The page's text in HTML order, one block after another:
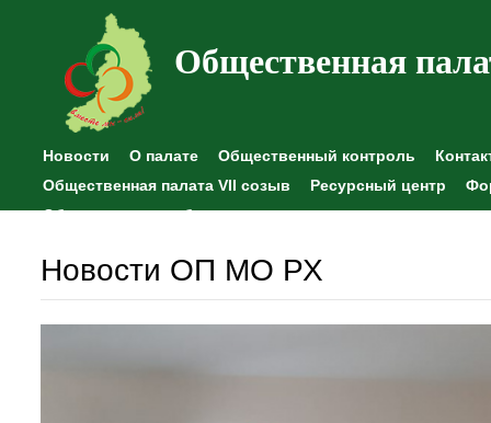
Общественная
Новости О палате Общественный контроль
Общественная палата VII созыв
Ресурсный центр
Общественные наблюдения
Новости ОП МО РХ